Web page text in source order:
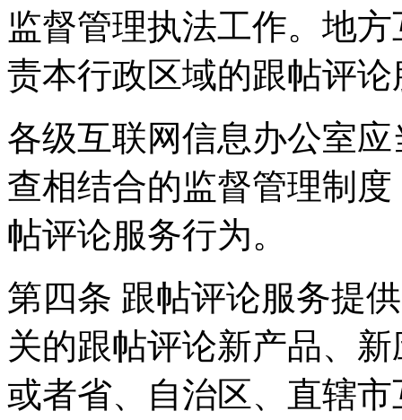
监督管理执法工作。地
责本行政区域的跟帖评
各级互联网信息办公室
查相结合的监督管理制
帖评论服务行为。
第四条 跟帖评论服务提
关的跟帖评论新产品、
或者省、自治区、直辖